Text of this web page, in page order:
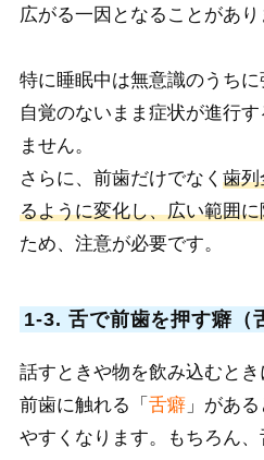
広がる一因となることがあり
特に睡眠中は無意識のうちに
自覚のないまま症状が進行
ません。
さらに、前歯だけでなく 歯列
るように変化し、広い範囲
ため、注意が必要です。
1-3. 舌で前歯を押す癖（
話すときや物を飲み込むと
前歯に触れる「 舌癖」がある
やすくなります。
もちろん